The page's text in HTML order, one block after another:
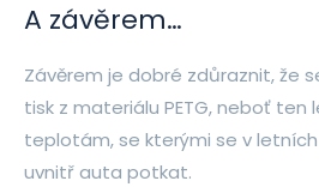
A závěrem…
Závěrem je dobré zdůraznit, že
tisk z materiálu PETG, neboť ten
teplotám, se kterými se v
uvnitř auta potkat.